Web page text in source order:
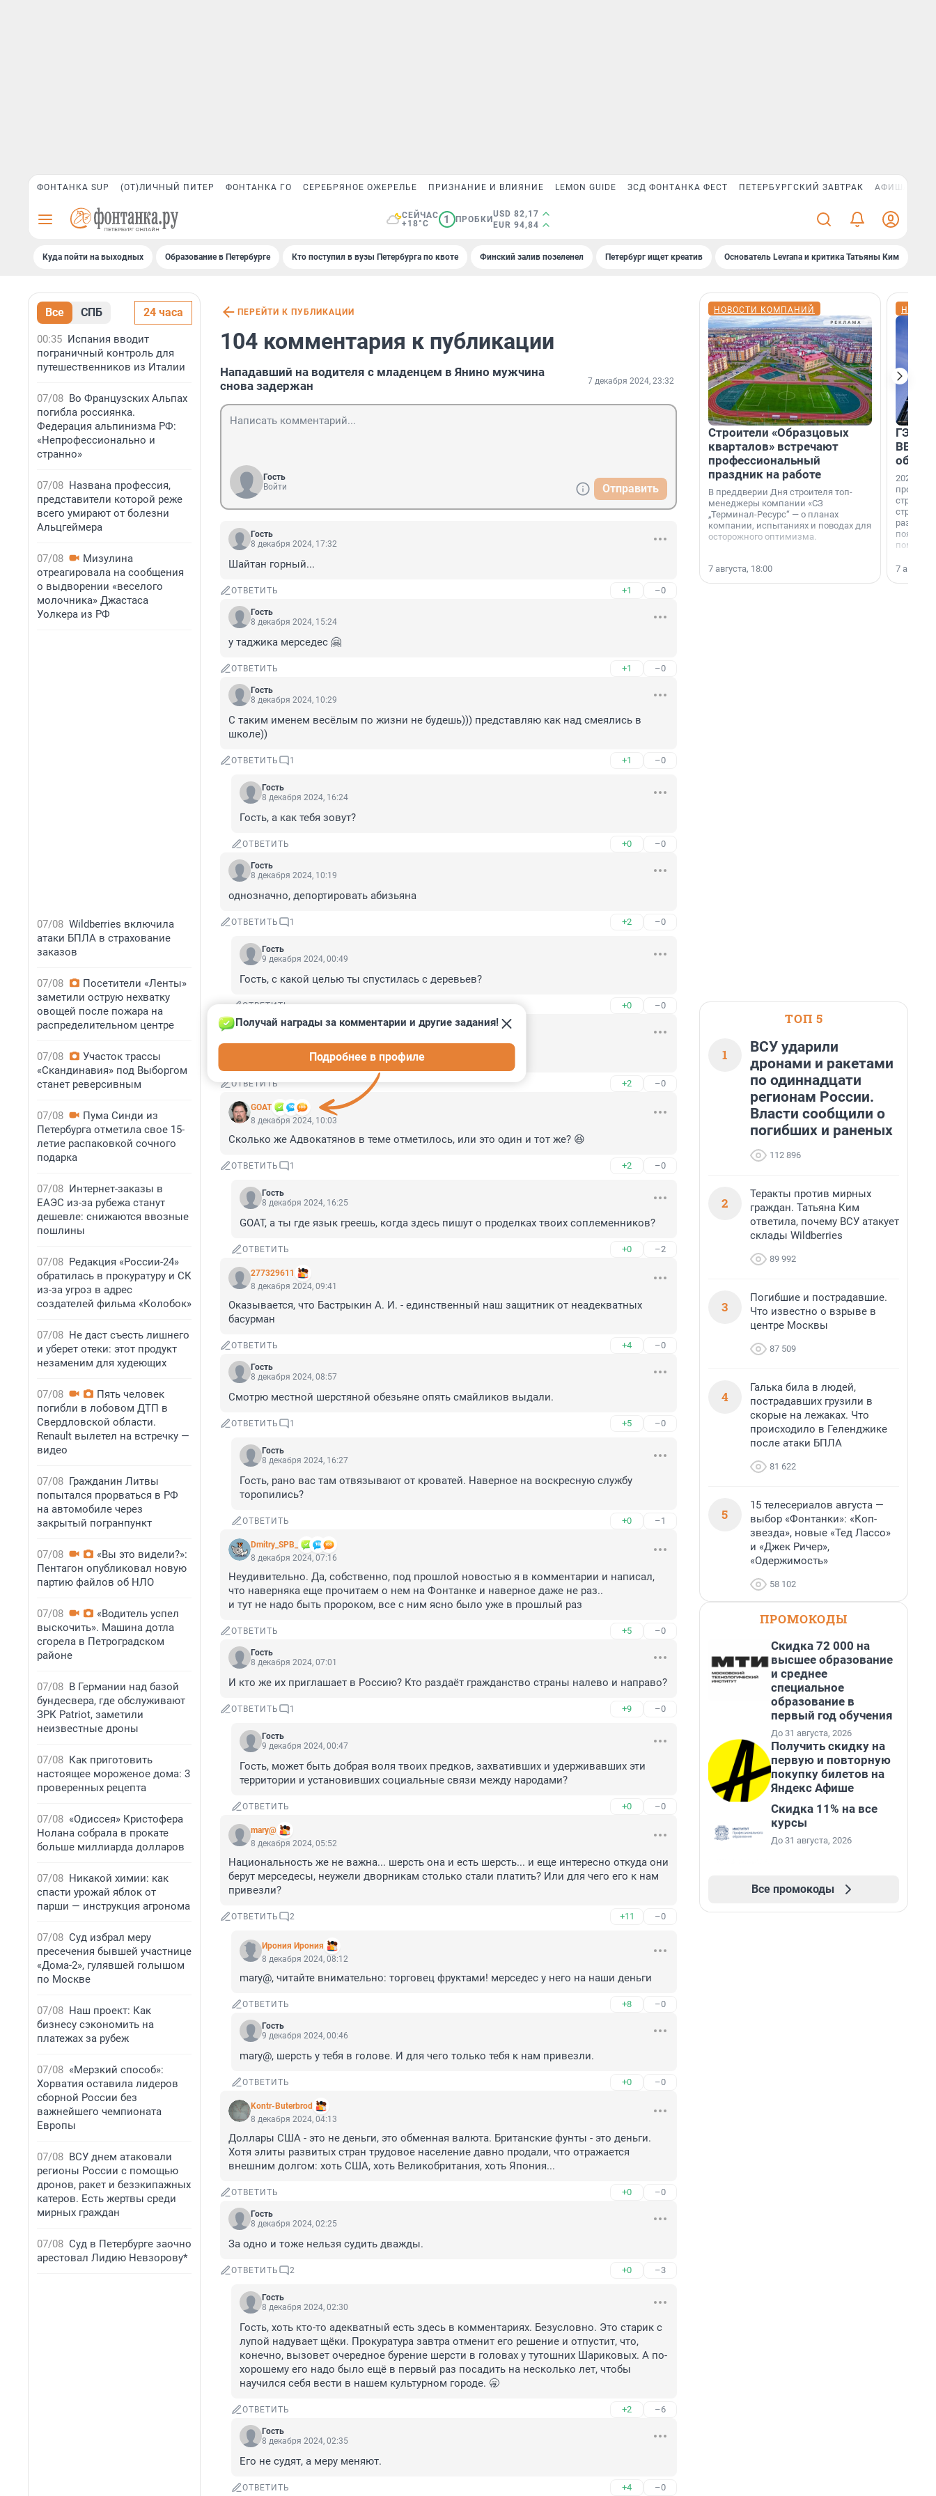
ФОНТАНКА SUP (ОТ)ЛИЧНЫЙ ПИТЕР ФОНТАНКА ГО СЕРЕБРЯНОЕ ОЖЕРЕЛЬЕ ПРИЗНАНИЕ И ВЛИЯНИЕ LEMON GUIDE ЗСД ФОНТАНКА ФЕСТ ПЕТЕРБУРГСКИЙ ЗАВТРАК АФИША PLUS
СЕЙЧАС
+18°C
1 ПРОБКИ
USD 82,17
EUR 94,84
Куда пойти на выходных Образование в Петербурге Кто поступил в вузы Петербурга по квоте Финский залив позеленел Петербург ищет креатив Основатель Levrana и критика Татьяны Ким
Все СПБ 24 часа
00:35 Испания вводит
пограничный контроль для
путешественников из Италии
07/08 Во Французских Альпах
погибла россиянка.
Федерация альпинизма РФ:
«Непрофессионально и
странно»
07/08 Названа профессия,
представители которой реже
всего умирают от болезни
Альцгеймера
07/08
Мизулина
отреагировала на сообщения
о выдворении «веселого
молочника» Джастаса
Уолкера из РФ
07/08 Wildberries включила
атаки БПЛА в страхование
заказов
07/08
Посетители «Ленты»
заметили острую нехватку
овощей после пожара на
распределительном центре
07/08
Участок трассы
«Скандинавия» под Выборгом
станет реверсивным
07/08
Пума Синди из
Петербурга отметила свое 15-
летие распаковкой сочного
подарка
07/08 Интернет-заказы в
ЕАЭС из-за рубежа станут
дешевле: снижаются ввозные
пошлины
07/08 Редакция «России-24»
обратилась в прокуратуру и СК
из-за угроз в адрес
создателей фильма «Колобок»
07/08 Не даст съесть лишнего
и уберет отеки: этот продукт
незаменим для худеющих
07/08
Пять человек
погибли в лобовом ДТП в
Свердловской области.
Renault вылетел на встречку —
видео
07/08 Гражданин Литвы
попытался прорваться в РФ
на автомобиле через
закрытый погранпункт
07/08
«Вы это видели?»:
Пентагон опубликовал новую
партию файлов об НЛО
07/08
«Водитель успел
выскочить». Машина дотла
сгорела в Петроградском
районе
07/08 В Германии над базой
бундесвера, где обслуживают
ЗРК Patriot, заметили
неизвестные дроны
07/08 Как приготовить
настоящее мороженое дома: 3
проверенных рецепта
07/08 «Одиссея» Кристофера
Нолана собрала в прокате
больше миллиарда долларов
07/08 Никакой химии: как
спасти урожай яблок от
парши — инструкция агронома
07/08 Суд избрал меру
пресечения бывшей участнице
«Дома-2», гулявшей голышом
по Москве
07/08 Наш проект: Как
бизнесу сэкономить на
платежах за рубеж
07/08 «Мерзкий способ»:
Хорватия оставила лидеров
сборной России без
важнейшего чемпионата
Европы
07/08 ВСУ днем атаковали
регионы России с помощью
дронов, ракет и безэкипажных
катеров. Есть жертвы среди
мирных граждан
07/08 Суд в Петербурге заочно
арестовал Лидию Невзорову*
ПЕРЕЙТИ К ПУБЛИКАЦИИ
104 комментария к публикации
Нападавший на водителя с младенцем в Янино мужчина
снова задержан
7 декабря 2024, 23:32
Гость
Войти
Отправить
Гость
8 декабря 2024, 17:32
Шайтан горный...
ОТВЕТИТЬ +1 –0
Гость
8 декабря 2024, 15:24
у таджика мерседес 🤗
ОТВЕТИТЬ +1 –0
Гость
8 декабря 2024, 10:29
С таким именем весёлым по жизни не будешь))) представляю как над смеялись в
школе))
ОТВЕТИТЬ 1 +1 –0
Гость
8 декабря 2024, 16:24
Гость, а как тебя зовут?
ОТВЕТИТЬ +0 –0
Гость
8 декабря 2024, 10:19
однозначно, депортировать абизьяна
ОТВЕТИТЬ 1 +2 –0
Гость
9 декабря 2024, 00:49
Гость, с какой целью ты спустилась с деревьев?
ОТВЕТИТЬ +0 –0
Гость
молодцы следственный комитет и Бастрыкин умница
ОТВЕТИТЬ +2 –0
GOAT
Получай награды за комментарии и другие задания!
Подробнее в профиле
8 декабря 2024, 10:03
Сколько же Адвокатянов в теме отметилось, или это один и тот же? 😆
ОТВЕТИТЬ 1 +2 –0
Гость
8 декабря 2024, 16:25
GOAT, а ты где язык греешь, когда здесь пишут о проделках твоих соплеменников?
ОТВЕТИТЬ +0 –2
277329611
8 декабря 2024, 09:41
Оказывается, что Бастрыкин А. И. - единственный наш защитник от неадекватных
басурман
ОТВЕТИТЬ +4 –0
Гость
8 декабря 2024, 08:57
Смотрю местной шерстяной обезьяне опять смайликов выдали.
ОТВЕТИТЬ 1 +5 –0
Гость
8 декабря 2024, 16:27
Гость, рано вас там отвязывают от кроватей. Наверное на воскресную службу
торопились?
ОТВЕТИТЬ +0 –1
Dmitry_SPB_
8 декабря 2024, 07:16
Неудивительно. Да, собственно, под прошлой новостью я в комментарии и написал,
что наверняка еще прочитаем о нем на Фонтанке и наверное даже не раз..
и тут не надо быть пророком, все с ним ясно было уже в прошлый раз
ОТВЕТИТЬ +5 –0
Гость
8 декабря 2024, 07:01
И кто же их приглашает в Россию? Кто раздаёт гражданство страны налево и направо?
ОТВЕТИТЬ 1 +9 –0
Гость
9 декабря 2024, 00:47
Гость, может быть добрая воля твоих предков, захвативших и удерживавших эти
территории и установивших социальные связи между народами?
ОТВЕТИТЬ +0 –0
mary@
8 декабря 2024, 05:52
Национальность же не важна... шерсть она и есть шерсть... и еще интересно откуда они
берут мерседесы, неужели дворникам столько стали платить? Или для чего его к нам
привезли?
ОТВЕТИТЬ 2 +11 –0
Ирония Ирония
8 декабря 2024, 08:12
mary@, читайте внимательно: торговец фруктами! мерседес у него на наши деньги
ОТВЕТИТЬ +8 –0
Гость
9 декабря 2024, 00:46
mary@, шерсть у тебя в голове. И для чего только тебя к нам привезли.
ОТВЕТИТЬ +0 –0
Kontr-Buterbrod
8 декабря 2024, 04:13
Доллары США - это не деньги, это обменная валюта. Британские фунты - это деньги.
Хотя элиты развитых стран трудовое население давно продали, что отражается
внешним долгом: хоть США, хоть Великобритания, хоть Япония...
ОТВЕТИТЬ +0 –0
Гость
8 декабря 2024, 02:25
За одно и тоже нельзя судить дважды.
ОТВЕТИТЬ 2 +0 –3
Гость
8 декабря 2024, 02:30
Гость, хоть кто-то адекватный есть здесь в комментариях. Безусловно. Это старик с
лупой надувает щёки. Прокуратура завтра отменит его решение и отпустит, что,
конечно, вызовет очередное бурение шерсти в головах у тутошних Шариковых. А по-
хорошему его надо было ещё в первый раз посадить на несколько лет, чтобы
научился себя вести в нашем культурном городе. 🥱
ОТВЕТИТЬ +2 –6
Гость
8 декабря 2024, 02:35
Его не судят, а меру меняют.
ОТВЕТИТЬ +4 –0
НОВОСТИ КОМПАНИЙ
Строители «Образцовых
кварталов» встречают
профессиональный
праздник на работе
В преддверии Дня строителя топ-
менеджеры компании «СЗ
„Терминал-Ресурс“ — о планах
компании, испытаниях и поводах для
осторожного оптимизма.
7 августа, 18:00
ГЭС,
ВВП: в
об
2026-й —
раз. В
7
ТОП 5
1
ВСУ ударили
дронами и ракетами
по одиннадцати
регионам России.
Власти сообщили о
погибших и раненых
112 896
2
Теракты против мирных
граждан. Татьяна Ким
ответила, почему ВСУ атакует
склады Wildberries
89 992
3
Погибшие и пострадавшие.
Что известно о взрыве в
центре Москвы
87 509
4
Галька била в людей,
пострадавших грузили в
скорые на лежаках. Что
происходило в Геленджике
после атаки БПЛА
81 622
5
15 телесериалов августа —
выбор «Фонтанки»: «Коп-
звезда», новые «Тед Лассо»
и «Джек Ричер»,
«Одержимость»
58 102
ПРОМОКОДЫ
Скидка 72 000 на
высшее образование
и среднее
специальное
образование в
первый год обучения
До 31 августа, 2026
Получить скидку на
первую и повторную
покупку билетов на
Яндекс Афише
Скидка 11% на все
курсы
До 31 августа, 2026
Все промокоды